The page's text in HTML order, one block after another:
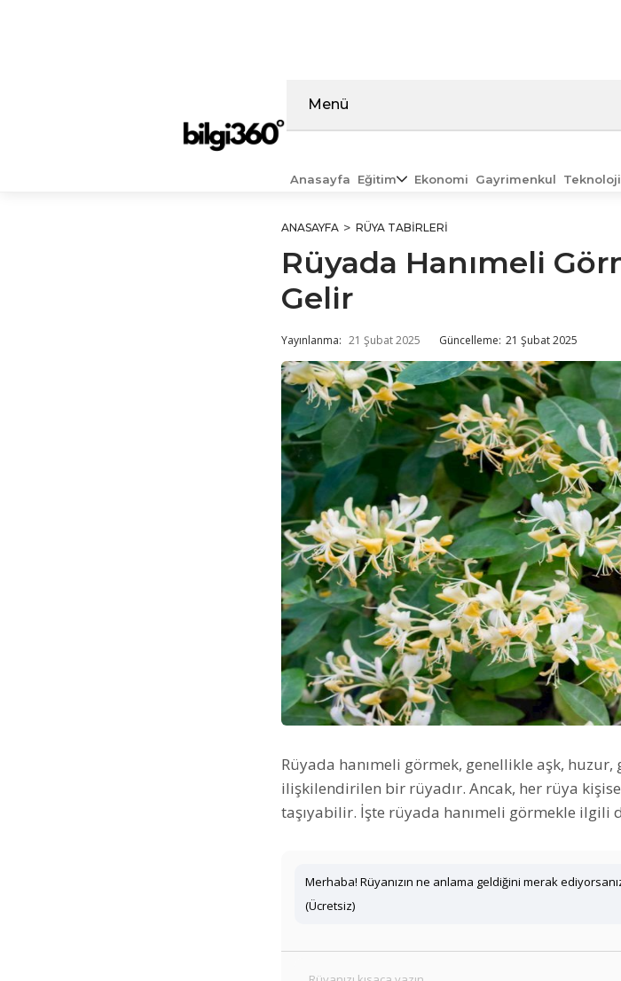
Menü
Anasayfa Eğitim Ekonomi Gayrimenkul Teknoloji
ANASAYFA RÜYA TABIRLERI
Rüyada Hanımeli
Gelir
Yayınlanma: 21 Şubat 2025 Güncelleme: 21 Şubat 2025
Rüyada hanımeli görmek, genellikle aşk,
ilişkilendirilen bir rüyadır. Ancak, her rüya
taşıyabilir. İşte rüyada hanımeli görmekle ilgili
Merhaba! Rüyanızın ne anlama geldiğini merak
(Ücretsiz)